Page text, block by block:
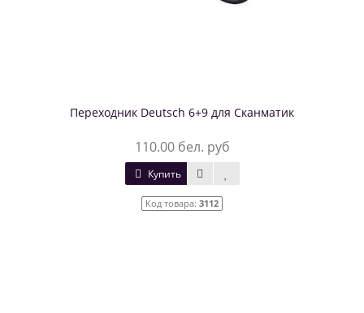
Переходник Deutsсh 6+9 для Сканматик
110.00 бел. руб
Купить
Код товара: 3112